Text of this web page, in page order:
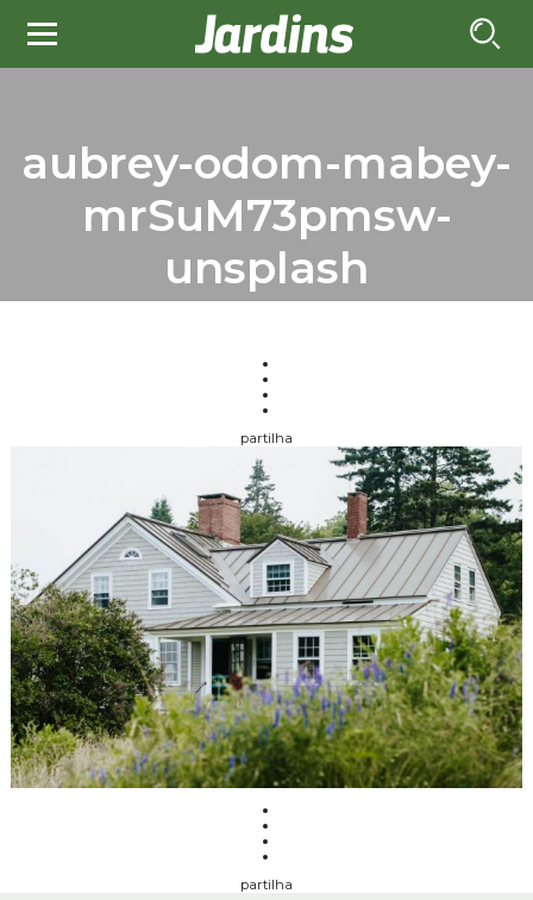
aubrey-odom-mabey-
mrSuM73pmsw-
unsplash
partilha
partilha